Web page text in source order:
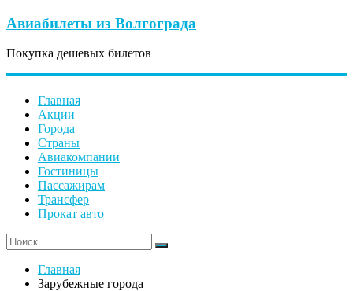
Авиабилеты из Волгограда
Покупка дешевых билетов
Главная
Акции
Города
Страны
Авиакомпании
Гостиницы
Пассажирам
Трансфер
Прокат авто
Главная
Зарубежные города